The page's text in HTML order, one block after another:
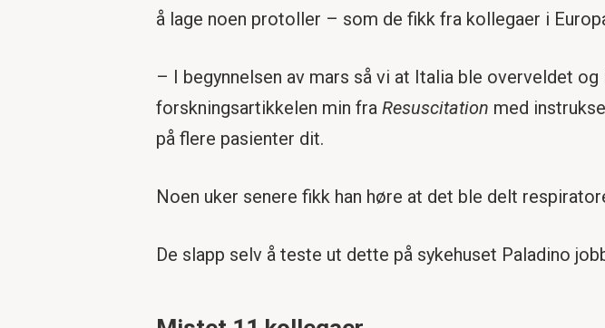
å lage noen protoller – som de fikk fra kollegaer i
– I begynnelsen av mars så vi at Italia ble overveldet
forskningsartikkelen min fra Resuscitation med
på flere pasienter dit.
Noen uker senere fikk han høre at det ble delt
De slapp selv å teste ut dette på sykehuset Paladino